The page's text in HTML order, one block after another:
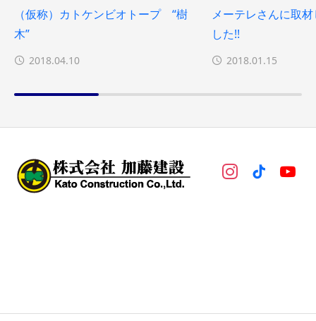
（仮称）カトケンビオトープ “樹
木”
2018.04.10
メーテレさんに取
した!!
2018.01.15